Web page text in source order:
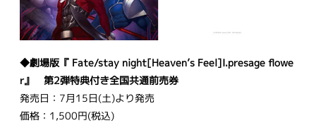
◆劇場版『 Fate/stay night[Heaven’s Feel]I.presage flowe
r』 第2弾特典付き全国共通前売券
発売日：7月15日(土)より発売
価格：1,500円(税込)